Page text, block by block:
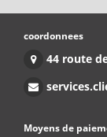
coordonnees
44 route
Moyens de